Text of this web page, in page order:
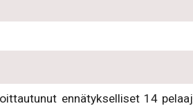
ennätykselliset 14